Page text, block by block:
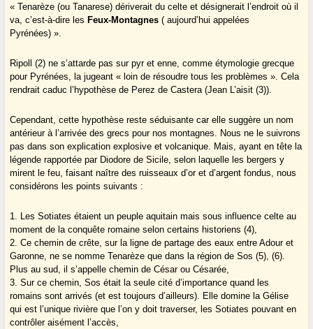
« Tenarèze (ou Tanarese) dériverait du celte et désignerait l’endroit où il
va, c’est-à-dire les Feux-Montagnes ( aujourd’hui appelées
Pyrénées) ».
Ripoll (2) ne s’attarde pas sur pyr et enne, comme étymologie grecque
pour Pyrénées, la jugeant « loin de résoudre tous les problèmes ». Cela
rendrait caduc l’hypothèse de Perez de Castera (Jean L’aisit (3)).
Cependant, cette hypothèse reste séduisante car elle suggère un nom
antérieur à l’arrivée des grecs pour nos montagnes. Nous ne le suivrons
pas dans son explication explosive et volcanique. Mais, ayant en tête la
légende rapportée par Diodore de Sicile, selon laquelle les bergers y
mirent le feu, faisant naître des ruisseaux d’or et d’argent fondus, nous
considérons les points suivants :
1. Les Sotiates étaient un peuple aquitain mais sous influence celte au
moment de la conquête romaine selon certains historiens (4),
2. Ce chemin de crête, sur la ligne de partage des eaux entre Adour et
Garonne, ne se nomme Tenarèze que dans la région de Sos (5), (6).
Plus au sud, il s’appelle chemin de César ou Césarée,
3. Sur ce chemin, Sos était la seule cité d’importance quand les
romains sont arrivés (et est toujours d’ailleurs). Elle domine la Gélise
qui est l’unique rivière que l’on y doit traverser, les Sotiates pouvant en
contrôler aisément l’accès,